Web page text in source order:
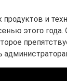
и
этого